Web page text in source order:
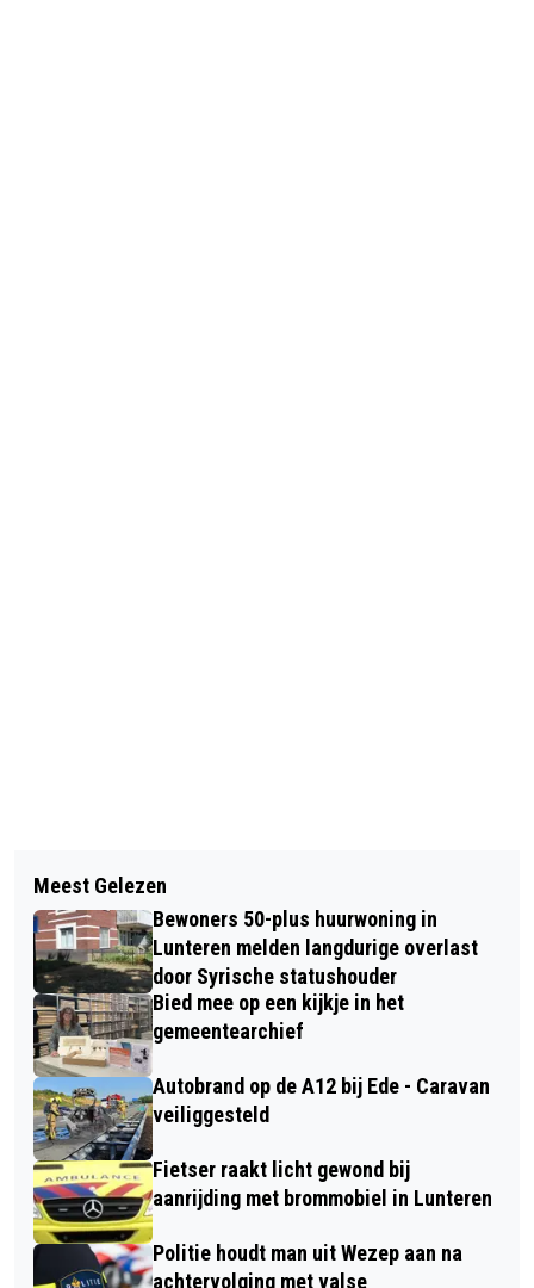
ONLINE INFORMATIEAVOND OVER
PLEEGZORG
MEDAILLES VOOR TWIRLVERENIGING
VOMAKO UIT VOORTHUIZEN OP HET
GELDERSE KAMPIOENSCHAP
Meest Gelezen
Bewoners 50-plus huurwoning in
Lunteren melden langdurige overlast
door Syrische statushouder
Bied mee op een kijkje in het
gemeentearchief
Autobrand op de A12 bij Ede - Caravan
veiliggesteld
Fietser raakt licht gewond bij
aanrijding met brommobiel in Lunteren
Politie houdt man uit Wezep aan na
achtervolging met valse